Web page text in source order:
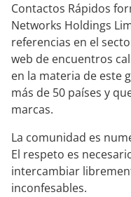
Contactos Rápidos
Networks Holdings
referencias en el
web de encuentros
en la materia de este
más de 50 países y
marcas.
La comunidad es
El respeto es
intercambiar
inconfesables.